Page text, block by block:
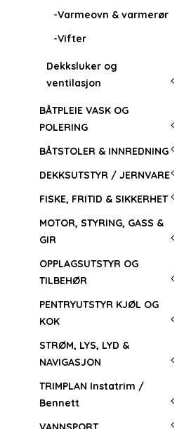
-Varmeovn & varmerør
-Vifter
Dekksluker og
ventilasjon
BÅTPLEIE VASK OG
POLERING
BÅTSTOLER & INNREDNING
DEKKSUTSTYR / JERNVARE
FISKE, FRITID & SIKKERHET
MOTOR, STYRING, GASS &
GIR
OPPLAGSUTSTYR OG
TILBEHØR
PENTRYUTSTYR KJØL OG
KOK
STRØM, LYS, LYD &
NAVIGASJON
TRIMPLAN Instatrim /
Bennett